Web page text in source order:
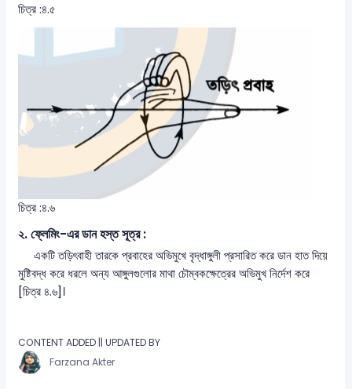
চিত্র :৪.৫
চিত্র :৪.৬
২. ফ্লেমিং-এর ডান হস্ত সূত্র :
একটি তড়িৎবাহী তারকে প্রবাহের অভিমুখে বৃদ্ধাঙ্গুলী প্রসারিত করে ডান হাত দিয়ে
মুষ্টিবদ্ধ করে ধরলে অন্য আঙ্গুলগুলোর মাথা চৌম্বকক্ষেত্রের অভিমুখ নির্দেশ করে
[চিত্র ৪.৬]।
CONTENT ADDED || UPDATED BY
Farzana Akter